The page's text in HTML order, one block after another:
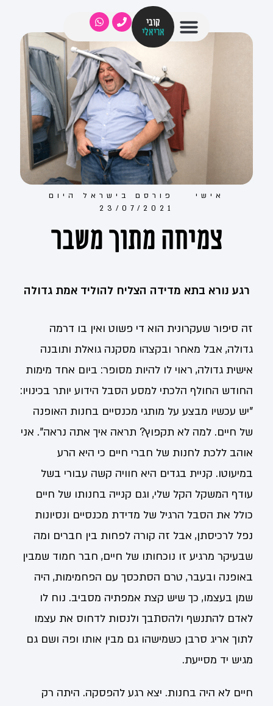
קובי
אריאלי
אישי פורסם ב ישראל היום
23/07/2021
צמיחה מתוך משבר
רגע נורא בתא מדידה הצליח להוליד אמת גדולה
זה סיפור שעקרונית הוא די פשוט ואין בו דרמה
גדולה, אבל מאחר ובקצהו מסקנה גואלת ותובנה
אישית גדולה, ראוי לו להיות מסופר: ביום אחד מימות
החודש החולף הלכתי למסע הסבל הידוע יותר בכינויו:
"יש עכשיו מבצע על מותגי מכנסיים בחנות האופנה
של חיים. למה לא תקפוץ? תראה איך אתה נראה". אני
אוהב ללכת לחנות של חברי חיים כי היא הרע
במיעוטו. קניית בגדים היא חוויה קשה עבורי בשל
עודף המשקל הקל שלי, וגם קנייה בחנותו של חיים
כולל את הסבל הרגיל של מדידת מכנסיים ונסיונות
נפל לרכיסתן, אבל זה קורה לפחות בין חברים ומה
שבעיקר מרגיע זו נוכחותו של חיים, חבר חמוד שמבין
באופנה ובעבר, טרם הסתכסך עם הפחמימות, היה
שמן בעצמו, כך שיש קצת אמפתיה מסביב. נוח לו
לאדם להתנשף ולהסתבך ולנסות לדחוס את עצמו
לתוך אריג סרבן כשמישהו גם מבין אותו ופה ושם גם
מגיש יד מסייעת.
חיים לא היה בחנות. יצא רגע להפסקה. היתה רק